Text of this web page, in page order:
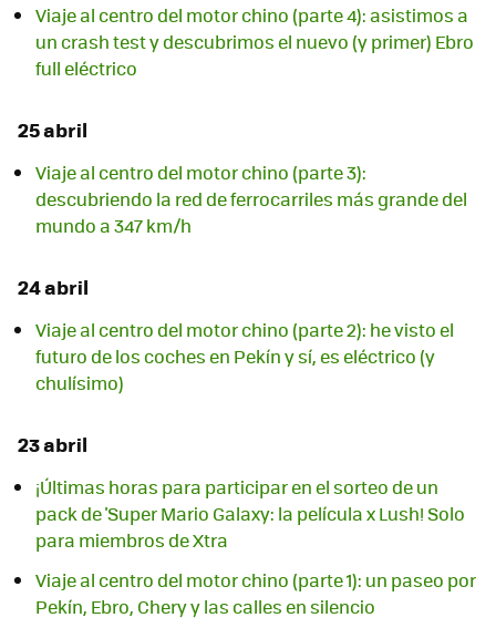
Viaje al centro del motor chino (parte 4): asistimos a
un crash test y descubrimos el nuevo (y primer) Ebro
full eléctrico
25 abril
Viaje al centro del motor chino (parte 3):
descubriendo la red de ferrocarriles más grande del
mundo a 347 km/h
24 abril
Viaje al centro del motor chino (parte 2): he visto el
futuro de los coches en Pekín y sí, es eléctrico (y
chulísimo)
23 abril
¡Últimas horas para participar en el sorteo de un
pack de 'Super Mario Galaxy: la película x Lush! Solo
para miembros de Xtra
Viaje al centro del motor chino (parte 1): un paseo por
Pekín, Ebro, Chery y las calles en silencio